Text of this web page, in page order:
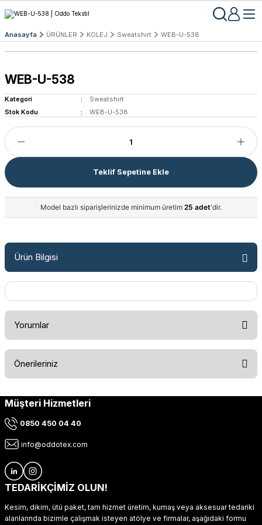
Anasayfa ÜRÜNLER KOLEJ Sweatshırt WEB-U-538
WEB-U-538
Kategori
Sweatshırt
Stok Kodu
WEB-U-538
Teklif Sepetine Ekle
Model bazlı siparişlerinizde minimum üretim 25 adet'dir.
Ürün Bilgisi
Yorumlar
Önerileriniz
Bu ürünün fiyat bilgisi, resim, ürün açıklamalarında ve diğer
kullanarak tarafımıza iletebilirsiniz.
Ürün resmi kalitesiz, bozuk veya görüntülenemiyor.
Ürün açıklamasında eksik bilgiler bulunuyor.
Ürün fiyatı diğer sitelerden daha pahalı.
Müşteri Hizmetleri
0850 450 04 40
info@oddotex.com
TEDARİKÇİMİZ OLUN!
Kesim, dikim, ütü paket, tam hizmet üretim, kumaş veya aksesuar tedariki
alanlarında bizimle çalışmak isteyen atölye ve firmalar, aşağıdaki formu